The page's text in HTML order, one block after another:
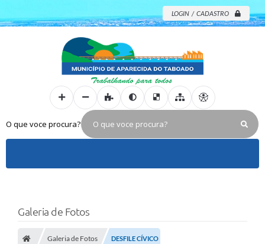
LOGIN / CADASTRO
O que voce procura?
Galeria de Fotos
Galeria de Fotos DESFILE CÍVICO